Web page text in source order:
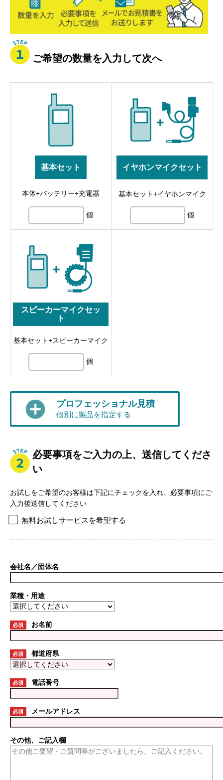
積
ご希望の数量を入力して次へ
基本セット
本体+バッテリー+充電器
個
イヤホンマイクセット
基本セット+イヤホンマイク
個
スピーカーマイクセッ
ト
基本セット+スピーカーマイク
個
プロフェッショナル見積
個別に製品を指定する
必要事項をご入力の上、送信してくださ
い
お試しをご希望のお客様は下記にチェックを入れ、必要事項にご
入力後送信してください
無料お試しサービスを希望する
会社名／団体名
業種・用途
必須 お名前
必須 都道府県
必須 電話番号
必須 メールアドレス
その他、ご記入欄